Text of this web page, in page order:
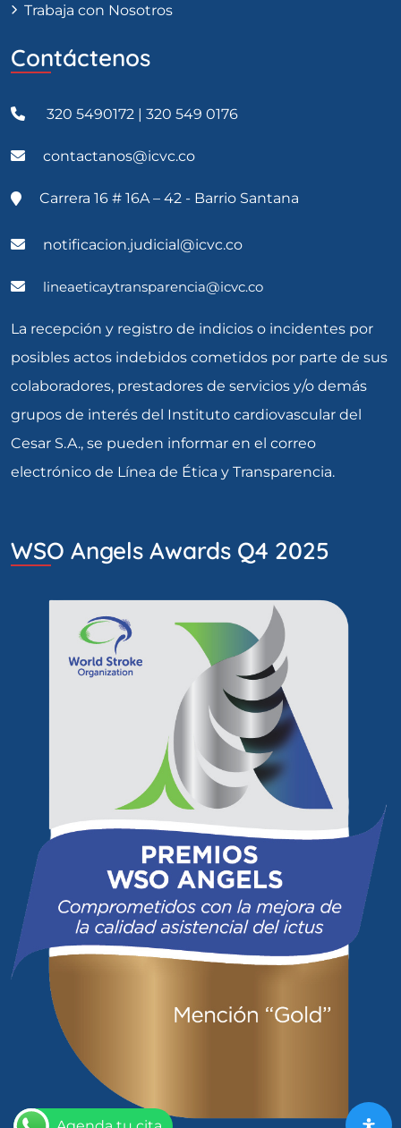
Trabaja con Nosotros
Contáctenos
320 5490172 | 320 549 0176
contactanos@icvc.co
Carrera 16 # 16A – 42 - Barrio Santana
notificacion.judicial@icvc.co
lineaeticaytransparencia@icvc.co
La recepción y registro de indicios o incidentes por
posibles actos indebidos cometidos por parte de sus
colaboradores, prestadores de servicios y/o demás
grupos de interés del Instituto cardiovascular del
Cesar S.A., se pueden informar en el correo
electrónico de Línea de Ética y Transparencia.
WSO Angels Awards Q4 2025